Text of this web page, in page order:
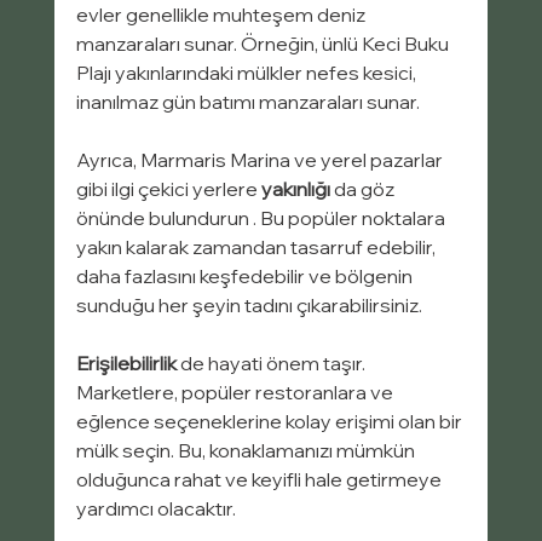
evler genellikle muhteşem deniz
manzaraları sunar. Örneğin, ünlü Keci Buku
Plajı yakınlarındaki mülkler nefes kesici,
inanılmaz gün batımı manzaraları sunar.
Ayrıca, Marmaris Marina ve yerel pazarlar
gibi ilgi çekici yerlere yakınlığı da göz
önünde bulundurun . Bu popüler noktalara
yakın kalarak zamandan tasarruf edebilir,
daha fazlasını keşfedebilir ve bölgenin
sunduğu her şeyin tadını çıkarabilirsiniz.
Erişilebilirlik de hayati önem taşır.
Marketlere, popüler restoranlara ve
eğlence seçeneklerine kolay erişimi olan bir
mülk seçin. Bu, konaklamanızı mümkün
olduğunca rahat ve keyifli hale getirmeye
yardımcı olacaktır.